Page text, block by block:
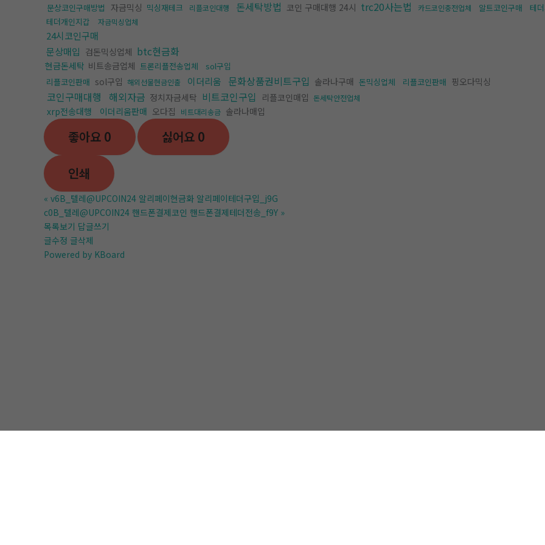
문상코인구매방법 자금믹싱 믹싱재테크 리플코인대행 돈세탁방법 코인 구매대행 24시 trc20사는법 카드코인충전업체 알트코인구매
테
테더개인지갑
자금믹싱업체
24시코인구매
문상매입 검돈믹싱업체 btc현금화
현금돈세탁 비트송금업체 트론리플전송업체
sol구입
리플코인판매 sol구입 해외선물현금인출 이더리움 문화상품권비트구입 솔라나구매 돈믹싱업체 리플코인판매 핑오다믹싱
코인구매대행 해외자금 정치자금세탁 비트코인구입 리플코인매입 돈세탁안전업체
xrp전송대행 이더리움판매 오다집 비트대리송금 솔라나매입
좋아요 0 싫어요 0
인쇄
« v6B_텔레@UPCOIN24 알리페이현금화 알리페이테더구입_j9G
c0B_텔레@UPCOIN24 핸드폰결제코인 핸드폰결제테더전송_f9Y »
목록보기 답글쓰기
글수정 글삭제
Powered by KBoard